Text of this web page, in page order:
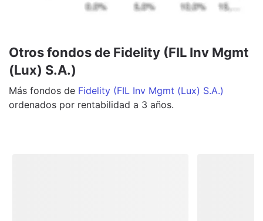
Otros fondos de Fidelity (FIL Inv Mgmt
(Lux) S.A.)
Más fondos de Fidelity (FIL Inv Mgmt (Lux) S.A.)
ordenados por rentabilidad a 3 años.